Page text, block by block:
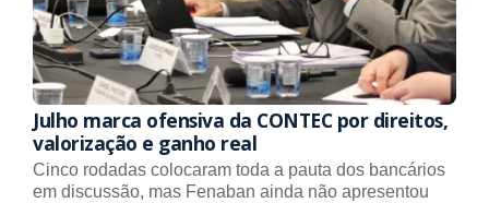
Julho marca ofensiva da CONTEC por direitos,
valorização e ganho real
Cinco rodadas colocaram toda a pauta dos bancários
em discussão, mas Fenaban ainda não apresentou